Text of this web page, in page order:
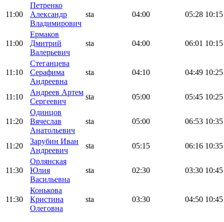
11:00
Петренко
Александр
Владимирович
sta 04:00 05:28 10:15
11:00
Ермаков
Дмитрий
Валерьевич
sta 04:00 06:01 10:15
11:10
Стеганцева
Серафима
Андреевна
sta 04:10 04:49 10:25
11:10
Андреев Артем
Сергеевич
sta 05:00 05:45 10:25
11:20
Одинцов
Вячеслав
Анатольевич
sta 05:00 06:53 10:35
11:20
Зарубин Иван
Андреевич
sta 05:15 06:16 10:35
11:30
Орлянская
Юлия
Васильевна
sta 02:30 03:30 10:45
11:30
Конькова
Кристина
Олеговна
sta 03:30 04:50 10:45